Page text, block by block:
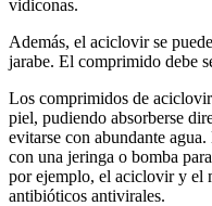
vidiconas.
Además, el aciclovir se
jarabe. El comprimido debe
Los comprimidos de
piel, pudiendo absorberse
evitarse con abundante
con una jeringa o bomba
por ejemplo, el aciclovir y el
antibióticos antivirales.